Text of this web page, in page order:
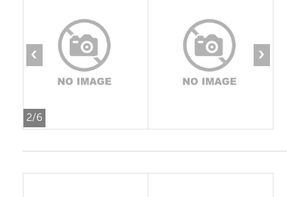
2/6
‹ ›